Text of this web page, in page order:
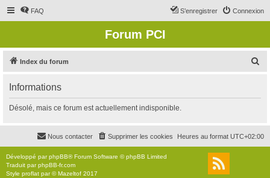
FAQ Connexion
S’enregistrer
Forum PCI
Index du forum
r
c
Informations
Désolé, mais ce forum est actuellement indisponible.
Heures au format UTC+02:00
Supprimer les cookies
Nous contacter
Développé parphpBB® Forum Software © phpBB Limited
Traduit parphpBB-fr.com
Style proflat par ©Mazeltof 2017